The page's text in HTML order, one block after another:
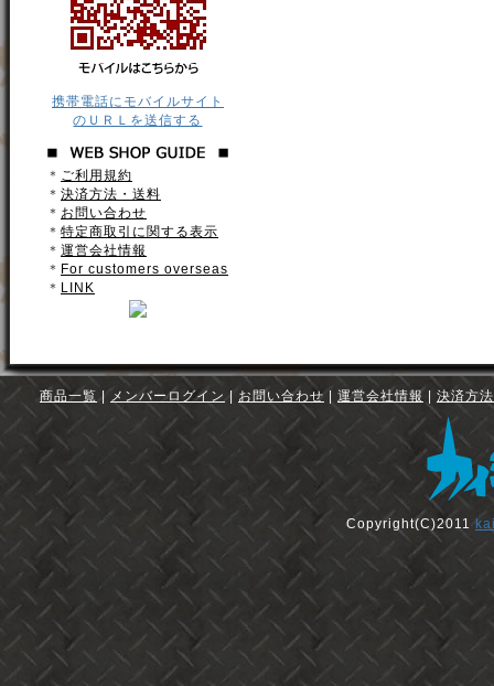
携帯電話にモバイルサイト
のＵＲＬを送信する
＊ ご利用規約
＊ 決済方法・送料
＊ お問い合わせ
＊ 特定商取引に関する表示
＊ 運営会社情報
＊ For customers overseas
＊ LINK
商品一覧 メンバーログイン お問い合わせ 運営会社情報 決済方
Copyright(C)2011